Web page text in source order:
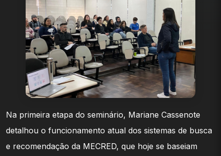
Na primeira etapa do seminário, Mariane Cassenote
detalhou o funcionamento atual dos sistemas de busca
e recomendação da MECRED, que hoje se baseiam